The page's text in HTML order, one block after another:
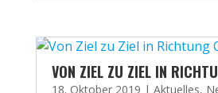
VON ZIEL ZU ZIEL IN
18. Oktober 2019 | Aktuelles,